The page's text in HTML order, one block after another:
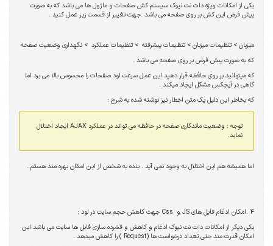
یکی از امکانات ویژه دات نت نیوک سیستم کش صفحات و ماژول ها می باشد که به صورت
پیش فرض این کش بر روی صفحه می باشد .جهت تغییر از قسمت زیر عمل کنید .
میزبان > تنظیمات میزبان > تنظیمات پیشرفته > تنظیمات عملکرد > نگهداری وضعیت صفحه
که به صورت پیش فرض بر روی صفحه می باشد .
که میتوانید بر روی حافظه قرار دهید این عمل سرعت لود صفحات را محسوس بالا می برد اما
گاهی در آیجکس مشکل ایجاد میکند .
که بخاطر این دلیل یک متن اخطار نیز نوشته شده به شرح :
توجه : وضعیت ماندگاری صفحه در حافظه می تواند در عملکرد AJAX ایجاد اختلال
نماید.
اما همیشه هم این اختلال به وجود نمی آید . بنده به شخص از این امکان بهره مند هستم .
4 .امکان ادغام فایل های JS و Css جهت کاهش حجم سایت در لود :
یکی دیگر از امکانات دات نت نیوک ادغام و کاهش و فشرده سازی فایل ها سایت می باشد این
امکان قدرت مند حتی تعداد درخواست ها (Request ) را کاهش میدهد .